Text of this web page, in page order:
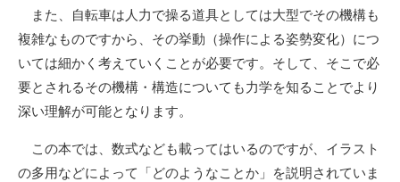
また、自転車は人力で操る道具としては大型でその機構も
複雑なものですから、その挙動（操作による姿勢変化）につ
いては細かく考えていくことが必要です。そして、そこで必
要とされるその機構・構造についても力学を知ることでより
深い理解が可能となります。
この本では、数式なども載ってはいるのですが、イラスト
の多用などによって「どのようなことか」を説明されていま